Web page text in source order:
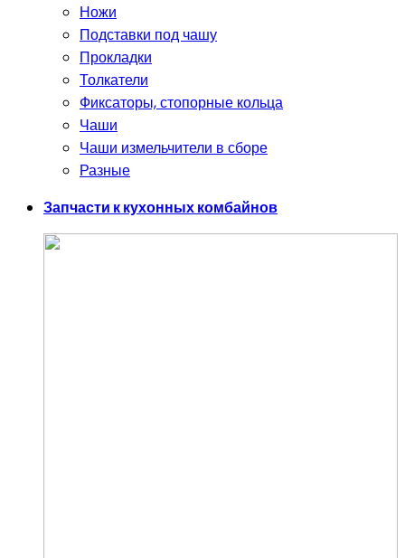
Ножи
Подставки под чашу
Прокладки
Толкатели
Фиксаторы, стопорные кольца
Чаши
Чаши измельчители в сборе
Разные
Запчасти к кухонных комбайнов